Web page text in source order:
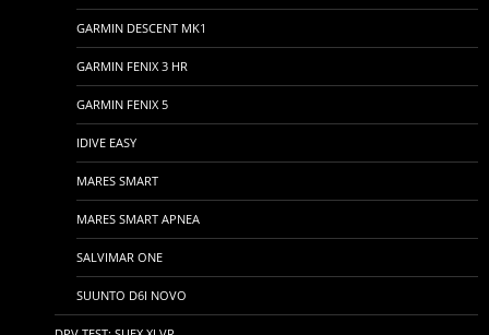
GARMIN DESCENT MK1
GARMIN FENIX 3 HR
GARMIN FENIX 5
IDIVE EASY
MARES SMART
MARES SMART APNEA
SALVIMAR ONE
SUUNTO D6I NOVO